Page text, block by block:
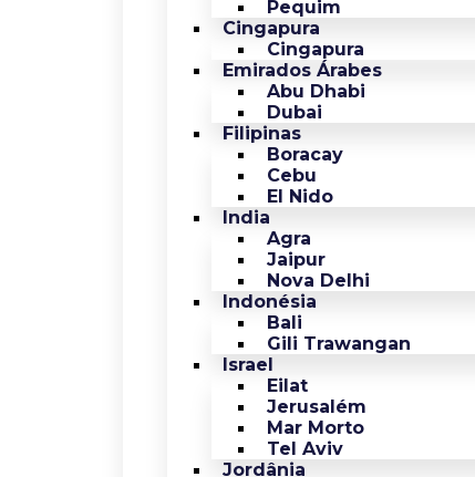
Pequim
Cingapura
Cingapura
Emirados Árabes
Abu Dhabi
Dubai
Filipinas
Boracay
Cebu
El Nido
India
Agra
Jaipur
Nova Delhi
Indonésia
Bali
Gili Trawangan
Israel
Eilat
Jerusalém
Mar Morto
Tel Aviv
Jordânia